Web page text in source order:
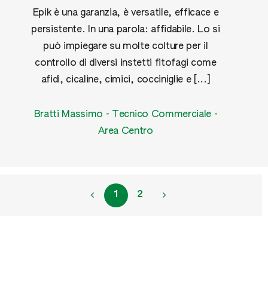
Epik è una garanzia, è versatile, efficace e
persistente. In una parola: affidabile. Lo si
può impiegare su molte colture per il
controllo di diversi instetti fitofagi come
afidi, cicaline, cimici, cocciniglie e [...]
Bratti Massimo - Tecnico Commerciale -
Area Centro
1 2